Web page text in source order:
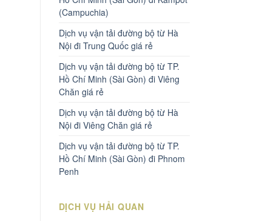
(Campuchia)
Dịch vụ vận tải đường bộ từ Hà
Nội đi Trung Quốc giá rẻ
Dịch vụ vận tải đường bộ từ TP.
Hồ Chí Minh (Sài Gòn) đi Viêng
Chăn giá rẻ
Dịch vụ vận tải đường bộ từ Hà
Nội đi Viêng Chăn giá rẻ
Dịch vụ vận tải đường bộ từ TP.
Hồ Chí Minh (Sài Gòn) đi Phnom
Penh
DỊCH VỤ HẢI QUAN